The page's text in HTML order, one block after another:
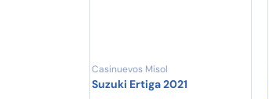
Casinuevos Misol
Suzuki Ertiga 2021